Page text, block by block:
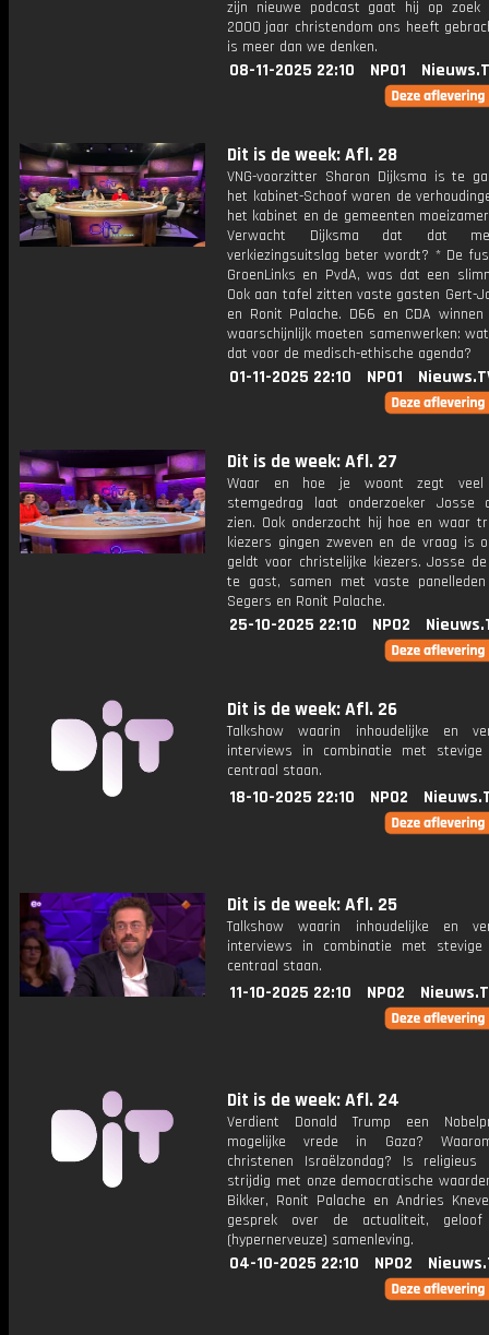
zijn nieuwe podcast gaat hij op zoek
2000 jaar christendom ons heeft
is meer dan we denken.
08-11-2025 22:10 NPO1
Dit is de week: Afl. 28
VNG-voorzitter Sharon Dijksma is te
het kabinet-Schoof waren de
het kabinet en de gemeenten
Verwacht Dijksma dat dat
verkiezingsuitslag beter wordt? * De
GroenLinks en PvdA, was dat een
Ook aan tafel zitten vaste gasten Gert-
en Ronit Palache. D66 en CDA
waarschijnlijk moeten samenwerken:
dat voor de medisch-ethische agenda?
01-11-2025 22:10 NPO1
Dit is de week: Afl. 27
Waar en hoe je woont zegt
stemgedrag laat onderzoeker Josse
zien. Ook onderzocht hij hoe en waar
kiezers gingen zweven en de vraag is
geldt voor christelijke kiezers. Josse
te gast, samen met vaste panelleden
Segers en Ronit Palache.
25-10-2025 22:10 NPO2
Dit is de week: Afl. 26
Talkshow waarin inhoudelijke en
interviews in combinatie met stevige
centraal staan.
18-10-2025 22:10 NPO2
Dit is de week: Afl. 25
Talkshow waarin inhoudelijke en
interviews in combinatie met stevige
centraal staan.
11-10-2025 22:10 NPO2
Dit is de week: Afl. 24
Verdient Donald Trump een
mogelijke vrede in Gaza?
christenen Israëlzondag? Is religieus
strijdig met onze democratische
Bikker, Ronit Palache en Andries
gesprek over de actualiteit,
(hypernerveuze) samenleving.
04-10-2025 22:10 NPO2